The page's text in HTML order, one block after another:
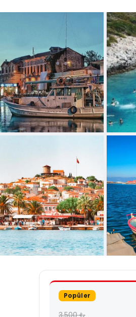
Popüler
3,500 ₺